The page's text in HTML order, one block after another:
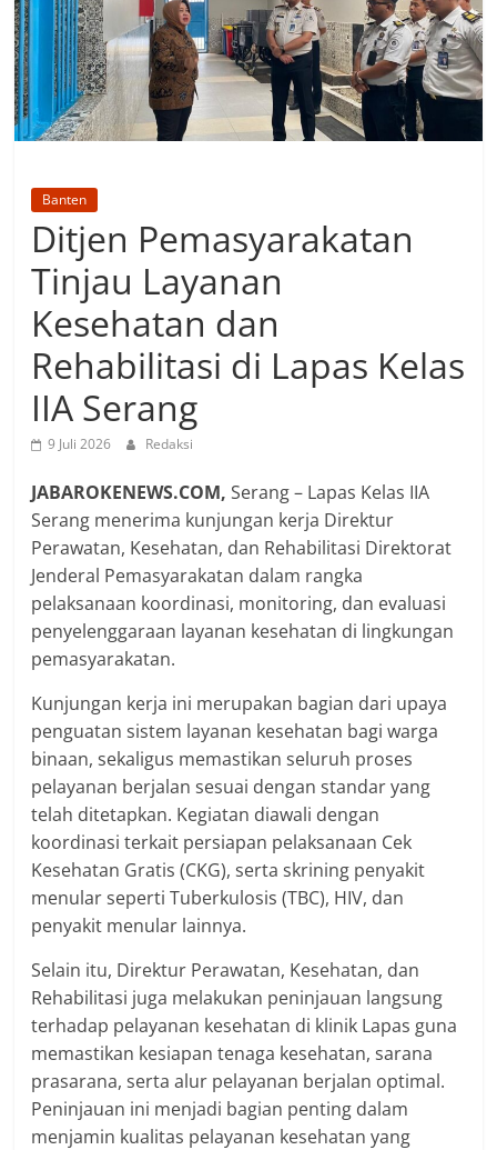
Banten
Ditjen Pemasyarakatan
Tinjau Layanan
Kesehatan dan
Rehabilitasi di Lapas Kelas
IIA Serang
9 Juli 2026 Redaksi
JABAROKENEWS.COM,Serang – Lapas Kelas IIA
Serang menerima kunjungan kerja Direktur
Perawatan, Kesehatan, dan Rehabilitasi Direktorat
Jenderal Pemasyarakatan dalam rangka
pelaksanaan koordinasi, monitoring, dan evaluasi
penyelenggaraan layanan kesehatan di lingkungan
pemasyarakatan.
Kunjungan kerja ini merupakan bagian dari upaya
penguatan sistem layanan kesehatan bagi warga
binaan, sekaligus memastikan seluruh proses
pelayanan berjalan sesuai dengan standar yang
telah ditetapkan. Kegiatan diawali dengan
koordinasi terkait persiapan pelaksanaan Cek
Kesehatan Gratis (CKG), serta skrining penyakit
menular seperti Tuberkulosis (TBC), HIV, dan
penyakit menular lainnya.
Selain itu, Direktur Perawatan, Kesehatan, dan
Rehabilitasi juga melakukan peninjauan langsung
terhadap pelayanan kesehatan di klinik Lapas guna
memastikan kesiapan tenaga kesehatan, sarana
prasarana, serta alur pelayanan berjalan optimal.
Peninjauan ini menjadi bagian penting dalam
menjamin kualitas pelayanan kesehatan yang